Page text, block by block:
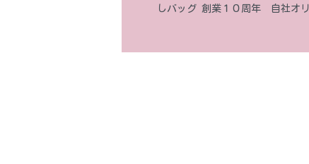
しバッグ 創業１０周年 自社オ